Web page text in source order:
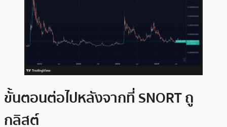
ขั้นตอนต่อไปหลังจากที่ SNORT ถู
กลิสต์